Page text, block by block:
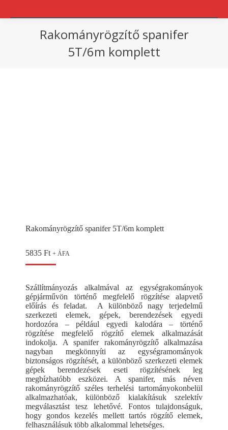
Rakományrögzítő spanifer
5T/6m komplett
Rakományrögzítő spanifer 5T/6m komplett
5835 Ft + ÁFA
Szállítmányozás alkalmával az egységrakományok
gépjárművön történő megfelelő rögzítése alapvető
előírás és feladat. A különböző nagy terjedelmű
szerkezeti elemek, gépek, berendezések egyedi
hordozóra – például egyedi kalodára – történő
rögzítése megfelelő rögzítő elemek alkalmazását
indokolja. A spanifer rakományrögzítő alkalmazása
nagyban megkönnyíti az egységramományok
biztonságos rögzítését, a különböző szerkezeti elemek
gépek berendezések eseti rögzítésének leg
megbízhatóbb eszközei. A spanifer, más néven
rakományrögzítő széles terhelési tartományokonbelül
alkalmazhatóak, különböző kialakításuk szelektív
megválasztást tesz lehetővé. Fontos tulajdonságuk,
hogy gondos kezelés mellett tartós rögzítő elemek,
felhasználásuk több alkalommal lehetséges.